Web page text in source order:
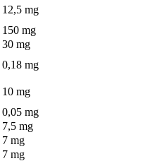
12,5 mg
150 mg
30 mg
0,18 mg
10 mg
0,05 mg
7,5 mg
7 mg
7 mg